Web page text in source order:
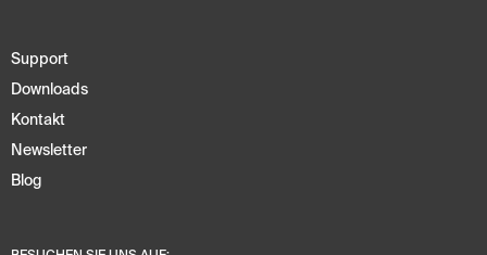
Support
Downloads
Kontakt
Newsletter
Blog